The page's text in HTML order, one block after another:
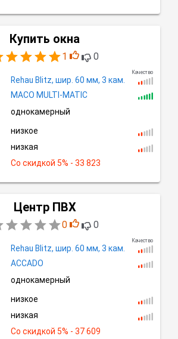
Купить окна
1 0
Качество
Rehau Blitz, шир. 60 мм, 3 кам.
MACO MULTI-MATIC
однокамерный
низкое
низкая
Со скидкой 5% - 33 823
Центр ПВХ
0 0
Качество
Rehau Blitz, шир. 60 мм, 3 кам.
ACCADO
однокамерный
низкое
низкая
Со скидкой 5% - 37 609